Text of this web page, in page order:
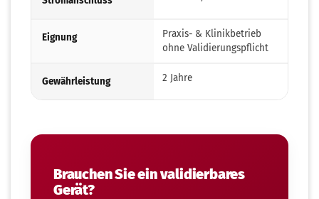
Eignung
Praxis- & Klinikbetrieb
ohne Validierungspflicht
Gewährleistung 2 Jahre
Brauchen Sie ein validierbares
Gerät?